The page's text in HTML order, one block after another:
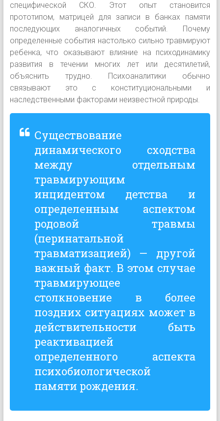
специфической СКО. Этот опыт становится
прототипом, матрицей для записи в банках памяти
последующих аналогичных событий. Почему
определенные события настолько сильно травмируют
ребенка, что оказывают влияние на психодинамику
развития в течении многих лет или десятилетий,
объяснить трудно. Психоаналитики обычно
связывают это с конституциональными и
наследственными факторами неизвестной природы.
Существование
динамического сходства
между отдельным
травмирующим
инцидентом детства и
определенным аспектом
родовой травмы
(перинатальной
травматизацией) — другой
важный факт. В этом случае
травмирующее
столкновение в более
поздних ситуациях может в
действительности быть
реактивацией
определенного аспекта
психобиологической
памяти рождения.